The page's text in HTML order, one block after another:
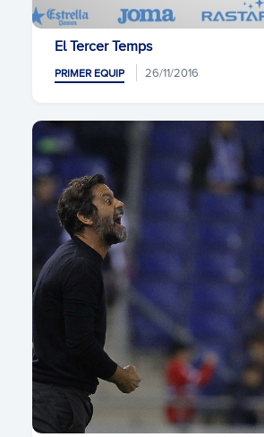
El Tercer Temps
PRIMER EQUIP 26/11/2016